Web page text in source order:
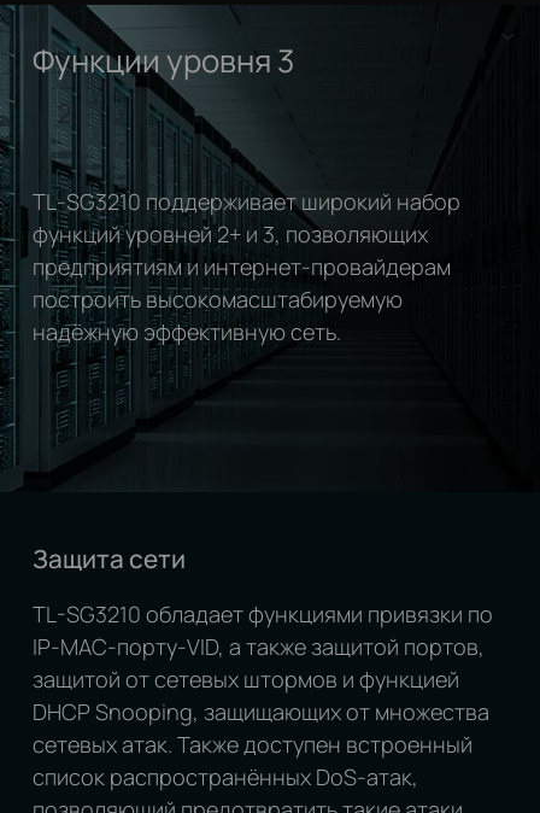
Функции уровня 3
2
TL‑SG3210 поддерживает широкий набор
функций уровней 2+ и 3, позволяющих
предприятиям и интернет‑провайдерам
построить высокомасштабируемую
надёжную эффективную сеть.
Защита сети
TL-SG3210 обладает функциями привязки по
IP‑MAC‑порту‑VID, а также защитой портов,
защитой от сетевых штормов и функцией
DHCP Snooping, защищающих от множества
сетевых атак. Также доступен встроенный
список распространённых DoS‑атак,